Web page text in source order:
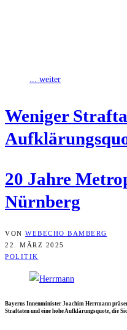
... weiter
Weni­ger
20 Jah­re
Nürnberg
VON WEBECHO BAMBERG
22. MÄRZ 2025
POLITIK
Bay­erns Innen­mi­nis­ter Joa­chim Herr­mann
Straf­ta­ten und eine hohe Auf­klä­rungs­quo­te, die